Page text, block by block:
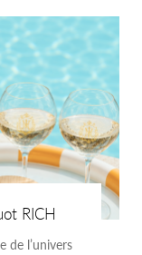
RICH
de l’univers